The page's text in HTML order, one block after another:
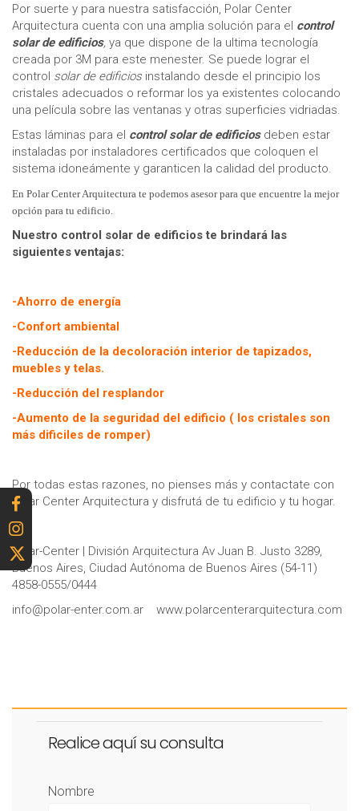
Por suerte y para nuestra satisfacción, Polar Center
Arquitectura cuenta con una amplia solución para el control
solar de edificios, ya que dispone de la ultima tecnología
creada por 3M para este menester. Se puede lograr el
control solar de edificios instalando desde el principio los
cristales adecuados o reformar los ya existentes colocando
una película sobre las ventanas y otras superficies vidriadas.
Estas láminas para el control solar de edificiosdeben estar
instaladas por instaladores certificados que coloquen el
sistema idoneámente y garanticen la calidad del producto.
En Polar Center Arquitectura te podemos asesor para que encuentre la mejor
opción para tu edificio.
Nuestro control solar de edificios te brindará las
siguientes ventajas:
-Ahorro de energía
-Confort ambiental
-Reducción de la decoloración interior de tapizados,
muebles y telas.
-Reducción del resplandor
-Aumento de la seguridad del edificio ( los cristales son
más dificiles de romper)
Por todas estas razones, no pienses más y contactate con
Polar Center Arquitectura y disfrutá de tu edificio y tu hogar.
Polar-Center | División Arquitectura Av Juan B. Justo 3289,
Buenos Aires, Ciudad Autónoma de Buenos Aires (54-11)
4858-0555/0444
info@polar-enter.com.ar
www.polarcenterarquitectura.com
Realice aquí su consulta
Nombre